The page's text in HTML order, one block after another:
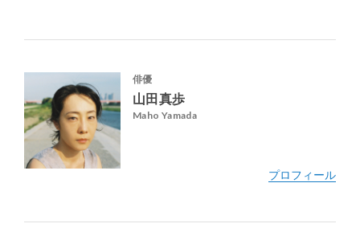
俳優
山田真歩
Maho Yamada